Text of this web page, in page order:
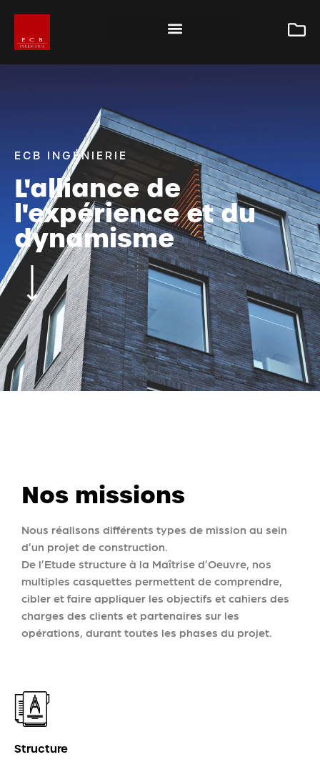
ECB INGÉNIERIE
L'alliance de
l'expérience et du
dynamisme
Nos missions
Nous réalisons différents types de mission au sein
d’un projet de construction.
De l’Etude structure à la Maîtrise d’Oeuvre, nos
multiples casquettes permettent de comprendre,
cibler et faire appliquer les objectifs et cahiers des
charges des clients et partenaires sur les
opérations, durant toutes les phases du projet.
Structure